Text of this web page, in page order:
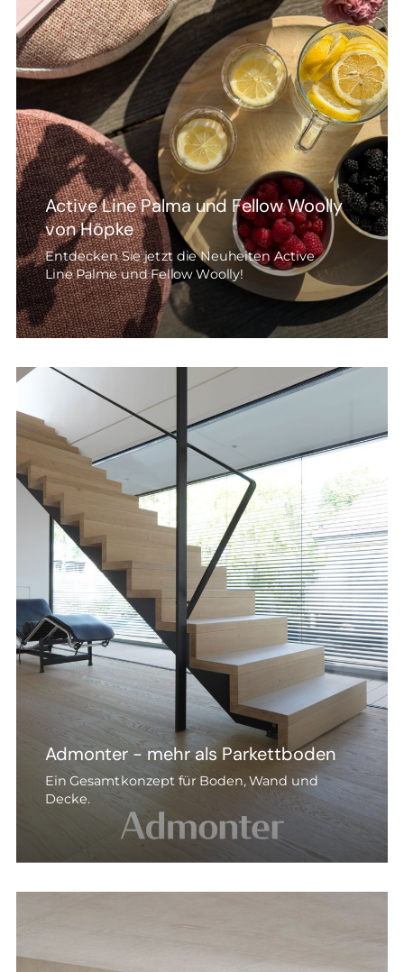
Active Line Palma und Fellow Woolly
von Höpke
Entdecken Sie jetzt die Neuheiten Active
Line Palme und Fellow Woolly!
Admonter - mehr als Parkettboden
Ein Gesamtkonzept für Boden, Wand und
Decke.